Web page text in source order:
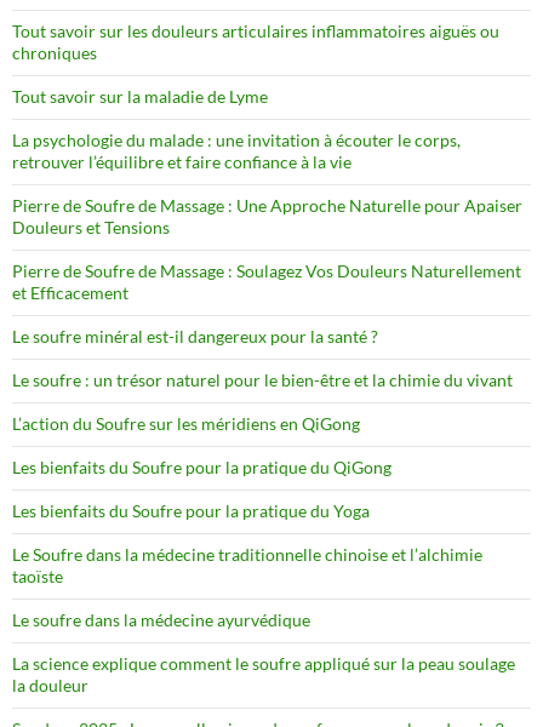
Tout savoir sur les douleurs articulaires inflammatoires aiguës ou
chroniques
Tout savoir sur la maladie de Lyme
La psychologie du malade : une invitation à écouter le corps,
retrouver l’équilibre et faire confiance à la vie
Pierre de Soufre de Massage : Une Approche Naturelle pour Apaiser
Douleurs et Tensions
Pierre de Soufre de Massage : Soulagez Vos Douleurs Naturellement
et Efficacement
Le soufre minéral est-il dangereux pour la santé ?
Le soufre : un trésor naturel pour le bien-être et la chimie du vivant
L’action du Soufre sur les méridiens en QiGong
Les bienfaits du Soufre pour la pratique du QiGong
Les bienfaits du Soufre pour la pratique du Yoga
Le Soufre dans la médecine traditionnelle chinoise et l’alchimie
taoïste
Le soufre dans la médecine ayurvédique
La science explique comment le soufre appliqué sur la peau soulage
la douleur